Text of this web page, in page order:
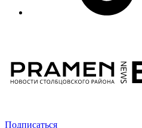
Подписаться